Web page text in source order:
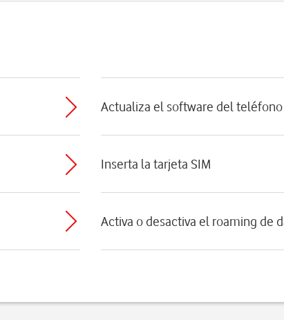
Actualiza el software del teléfono
Inserta la tarjeta SIM
Activa o desactiva el roaming de